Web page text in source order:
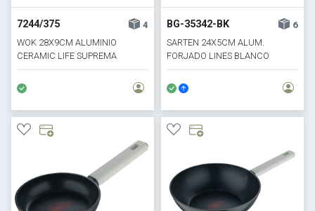
7244/375
4
WOK 28X9CM ALUMINIO
CERAMIC LIFE SUPREMA
BG-35342-BK
6
SARTEN 24X5CM ALUM.
FORJADO LINES BLANCO